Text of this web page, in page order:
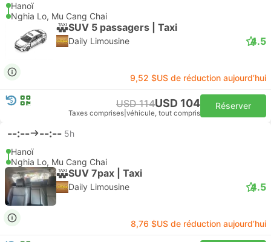
Hanoï
Nghia Lo, Mu Cang Chai
SUV 5 passagers | Taxi
Daily Limousine 4.5
9,52 $US de réduction aujourd’hui
USD 114USD 104
Taxes comprises véhicule, tout compris
Réserver
--:-- --:-- 5h
Hanoï
Nghia Lo, Mu Cang Chai
SUV 7pax | Taxi
Daily Limousine 4.5
8,76 $US de réduction aujourd’hui